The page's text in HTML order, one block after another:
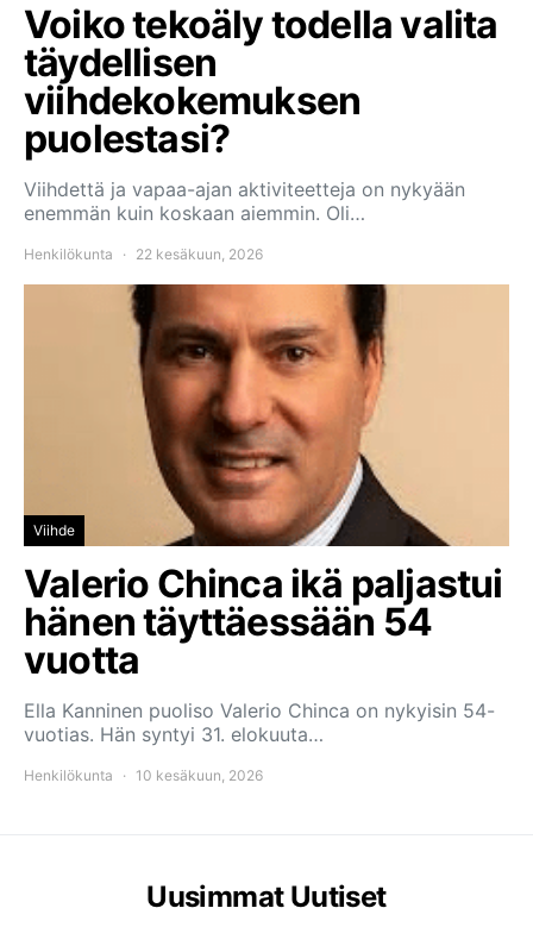
Voiko tekoäly todella valita
täydellisen
viihdekokemuksen
puolestasi?
Viihdettä ja vapaa-ajan aktiviteetteja on nykyään
enemmän kuin koskaan aiemmin. Oli…
Henkilökunta 22 kesäkuun, 2026
Viihde
Valerio Chinca ikä paljastui
hänen täyttäessään 54
vuotta
Ella Kanninen puoliso Valerio Chinca on nykyisin 54-
vuotias. Hän syntyi 31. elokuuta…
Henkilökunta 10 kesäkuun, 2026
Uusimmat Uutiset